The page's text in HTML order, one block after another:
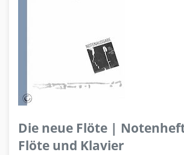
Die neue Flöte |
Flöte und Klavier